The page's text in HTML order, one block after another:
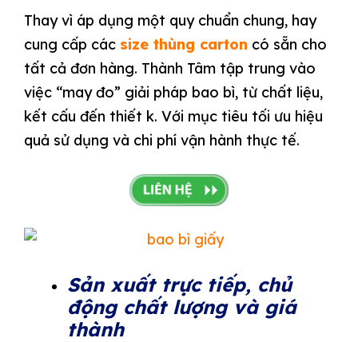
Thay vì áp dụng một quy chuẩn chung, hay
cung cấp các size thùng carton có sẵn cho
tất cả đơn hàng. Thành Tâm tập trung vào
việc “may đo” giải pháp bao bì, từ chất liệu,
kết cấu đến thiết k. Với mục tiêu tối ưu hiệu
quả sử dụng và chi phí vận hành thực tế.
Sản xuất trực tiếp, chủ
động chất lượng và giá
thành